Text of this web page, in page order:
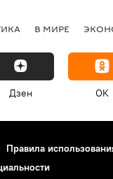
В МИРЕ
Дзен OK
Правила